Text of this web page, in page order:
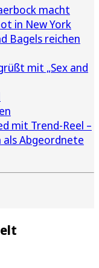
macht
in New York
Bagels reichen
mit „Sex and
mit Trend-Reel –
Abgeordnete